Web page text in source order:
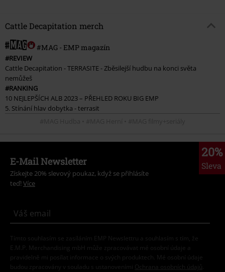
Cattle Decapitation merch
#MAG - EMP magazín
#REVIEW
Cattle Decapitation - TERRASITE - Zběsilejší hudbu na konci světa
nemůžeš
#RANKING
10 NEJLEPŠÍCH ALB 2023 – PŘEHLED ROKU BIG EMP
5. Stínání hlav dobytka - terrasit
20%
Sleva
E-Mail Newsletter
Získejte 20% slevový poukaz, když se přihlásíte
teď! Více
Tímto souhlasím se zasíláním EMP Newslettru a souhlasím s tím, že
E.M.P. Merchandising mbH může zpracovávat mé osobní údaje a
pravidelně mi posílat informace o svých produktech. Mé osobní údaje
budou zpracovány v souladu s ustanoveními
Ochrana osobních údajů